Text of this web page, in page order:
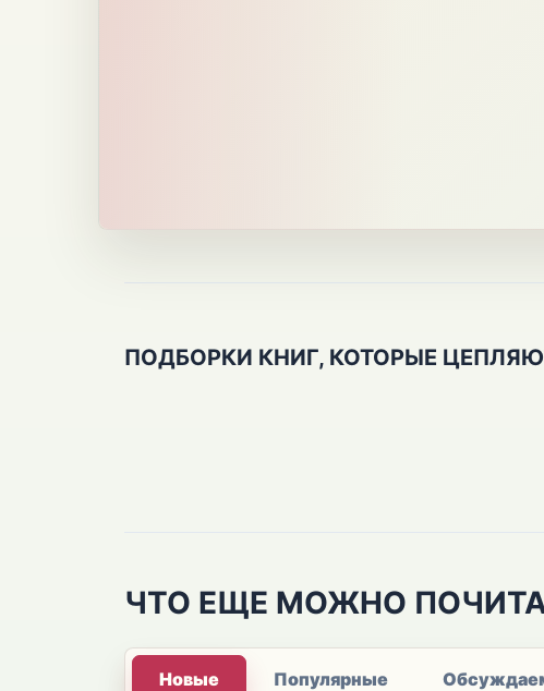
ПОДБОРКИ КНИГ, КОТОРЫЕ
ЧТО ЕЩЕ МОЖНО
Новые Популярные